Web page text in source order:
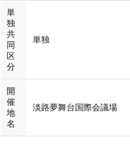
単
独
共
同
区
分
単独
開
催
地
名
淡路夢舞台国際会議場